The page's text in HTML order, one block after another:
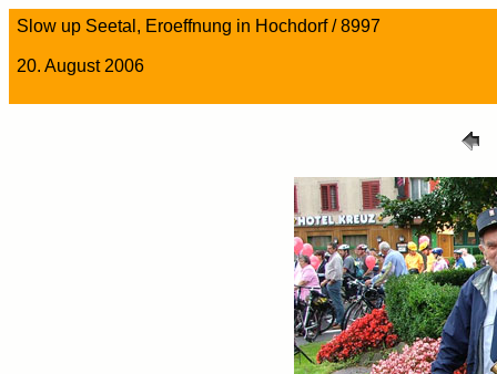
Slow up Seetal, Eroeffnung in Hochdorf / 8997
20. August 2006